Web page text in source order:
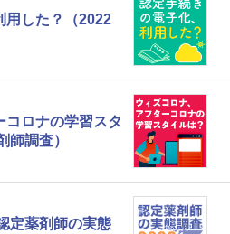
用した？（2022
コロナの学習スタ
師調査）
定薬剤師の実態